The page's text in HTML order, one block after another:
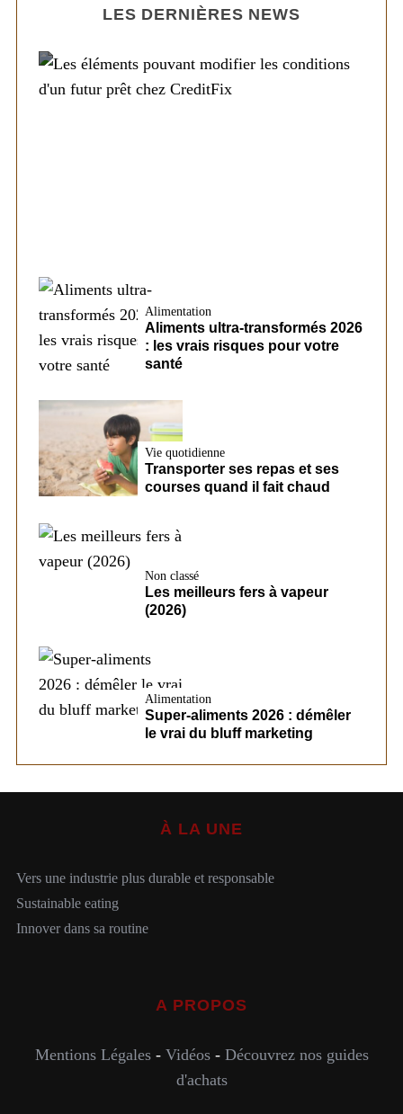
LES DERNIÈRES NEWS
Alimentation
Aliments ultra-transformés 2026
: les vrais risques pour votre
santé
Vie quotidienne
Transporter ses repas et ses
courses quand il fait chaud
Non classé
Les meilleurs fers à vapeur
(2026)
Alimentation
Super-aliments 2026 : démêler
le vrai du bluff marketing
À LA UNE
Vers une industrie plus durable et responsable
Sustainable eating
Innover dans sa routine
A PROPOS
Mentions Légales- Vidéos- Découvrez nos guides
d'achats